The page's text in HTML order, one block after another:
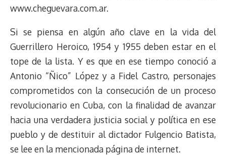
www.cheguevara.com.ar.
Si se piensa en algún año clave en la vida del
Guerrillero Heroico, 1954 y 1955 deben estar en el
tope de la lista. Y es que en ese tiempo conoció a
Antonio “Ñico” López y a Fidel Castro, personajes
comprometidos con la consecución de un proceso
revolucionario en Cuba, con la finalidad de avanzar
hacia una verdadera justicia social y política en ese
pueblo y de destituir al dictador Fulgencio Batista,
se lee en la mencionada página de internet.